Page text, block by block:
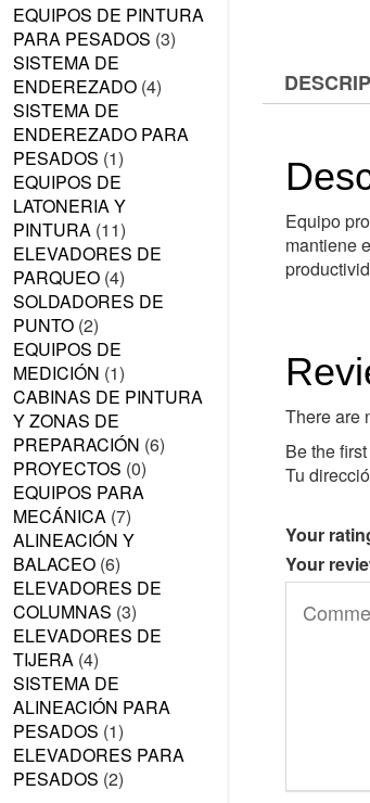
EQUIPOS DE PINTURA
PARA PESADOS (3)
SISTEMA DE
ENDEREZADO (4)
SISTEMA DE
ENDEREZADO PARA
PESADOS (1)
EQUIPOS DE
LATONERIA Y
PINTURA (11)
ELEVADORES DE
PARQUEO (4)
SOLDADORES DE
PUNTO (2)
EQUIPOS DE
MEDICIÓN (1)
CABINAS DE PINTURA
Y ZONAS DE
PREPARACIÓN (6)
PROYECTOS (0)
EQUIPOS PARA
MECÁNICA (7)
ALINEACIÓN Y
BALACEO (6)
ELEVADORES DE
COLUMNAS (3)
ELEVADORES DE
TIJERA (4)
SISTEMA DE
ALINEACIÓN PARA
PESADOS (1)
ELEVADORES PARA
PESADOS (2)
Equipo
mantiene
There are
Be the
Tu
Your
Your